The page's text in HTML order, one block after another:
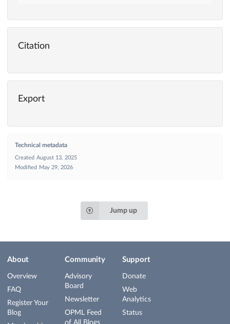
Citation
Export
Technical metadata
Created August 13, 2025
Modified
May 29, 2026
Jump up
About
Overview
FAQ
Register Your
Blog
Community
Advisory
Board
Newsletter
OPML Feed
of All Blogs
Support
Donate
Web
Analytics
Status